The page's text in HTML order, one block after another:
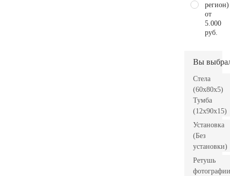
регион)
от
5.000
руб.
Вы
Стела
(60x80x5)
Тумба
(12x90x15)
Установка
(Без
установки)
Ретушь
фотографии